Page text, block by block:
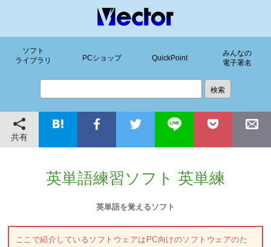
ソフト
ライブラリ
PCショップ QuickPoint
みんなの
電子署名
共有
英単語練習ソフト 英単練
英単語を覚えるソフト
ここで紹介しているソフトウェアはPC向けのソフトウェアのた